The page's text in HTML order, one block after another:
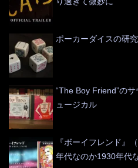
ポーカーダイスの研究
“The Boy Friend”の
ュージカル
『ボーイフレンド』
年代なのか1930年代